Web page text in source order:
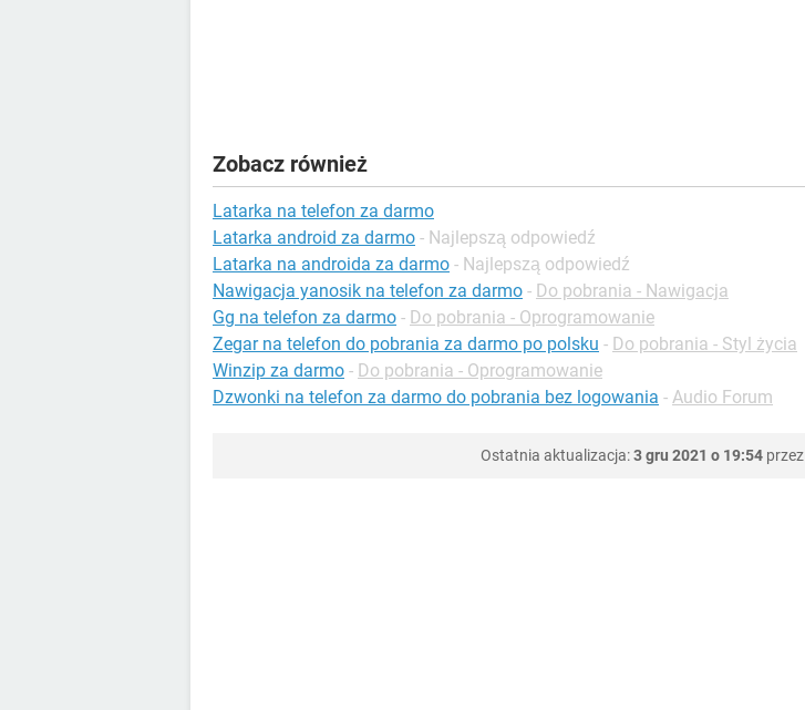
Zobacz również
Latarka na telefon za darmo
Latarka android za darmo - Najlepszą odpowiedź
Latarka na androida za darmo - Najlepszą odpowiedź
Nawigacja yanosik na telefon za darmo - Do pobrania - Nawigacja
Gg na telefon za darmo - Do pobrania - Oprogramowanie
Zegar na telefon do pobrania za darmo po polsku - Do pobrania - Styl życia
Winzip za darmo - Do pobrania - Oprogramowanie
Dzwonki na telefon za darmo do pobrania bez logowania - Audio Forum
Ostatnia aktualizacja:3 gru 2021 o 19:54 przez